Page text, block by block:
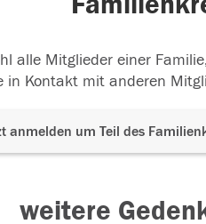
alle Mitglieder einer
in Kontakt mit anderen
anmelden um Teil des
weitere